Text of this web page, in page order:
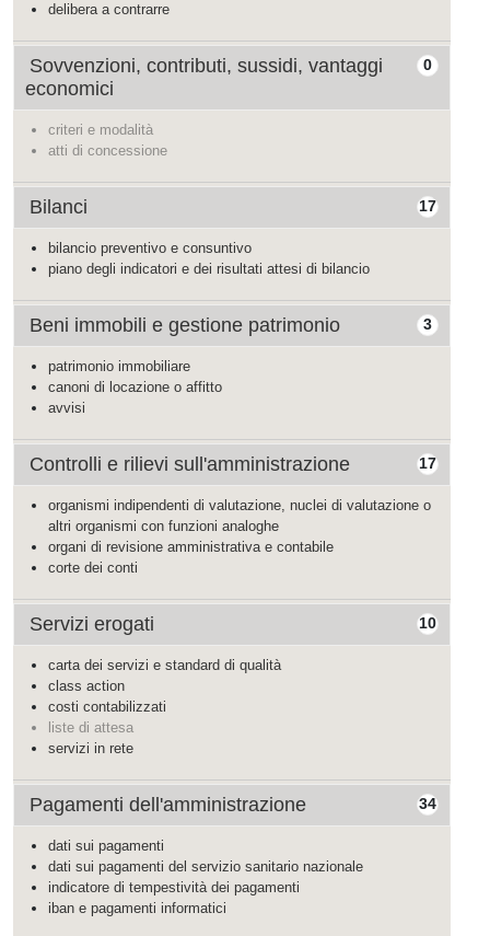
delibera a contrarre
0
Sovvenzioni, contributi, sussidi, vantaggi
economici
criteri e modalità
atti di concessione
17
Bilanci
bilancio preventivo e consuntivo
piano degli indicatori e dei risultati attesi di bilancio
3
Beni immobili e gestione patrimonio
patrimonio immobiliare
canoni di locazione o affitto
avvisi
17
Controlli e rilievi sull'amministrazione
organismi indipendenti di valutazione, nuclei di valutazione o
altri organismi con funzioni analoghe
organi di revisione amministrativa e contabile
corte dei conti
10
Servizi erogati
carta dei servizi e standard di qualità
class action
costi contabilizzati
liste di attesa
servizi in rete
34
Pagamenti dell'amministrazione
dati sui pagamenti
dati sui pagamenti del servizio sanitario nazionale
indicatore di tempestività dei pagamenti
iban e pagamenti informatici